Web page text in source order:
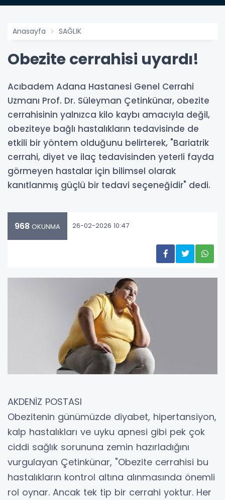
Anasayfa SAĞLIK
Obezite cerrahisi uyardı!
Acıbadem Adana Hastanesi Genel Cerrahi
Uzmanı Prof. Dr. Süleyman Çetinkünar, obezite
cerrahisinin yalnızca kilo kaybı amacıyla değil,
obeziteye bağlı hastalıkların tedavisinde de
etkili bir yöntem olduğunu belirterek, "Bariatrik
cerrahi, diyet ve ilaç tedavisinden yeterli fayda
görmeyen hastalar için bilimsel olarak
kanıtlanmış güçlü bir tedavi seçeneğidir" dedi.
968 OKUNMA 26-02-2026 10:47
AKDENİZ POSTASI
Obezitenin günümüzde diyabet, hipertansiyon,
kalp hastalıkları ve uyku apnesi gibi pek çok
ciddi sağlık sorununa zemin hazırladığını
vurgulayan Çetinkünar, "Obezite cerrahisi bu
hastalıkların kontrol altına alınmasında önemli
rol oynar. Ancak tek tip bir cerrahi yoktur. Her